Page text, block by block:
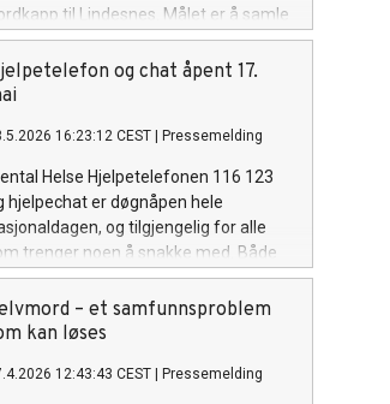
til Lindesnes. Målet er å samle
penger til Mental Helse, med spesielt
på barn og unge. Kommende
er de i mål.
og chat åpent 17.
16:23:12 CEST Pressemelding
Helse Hjelpetelefonen 116 123
hjelpechat er døgnåpen hele
og tilgjengelig for alle
trenger noen å snakke med. Både
og chat venter økt pågang på en
der følelsen av utenforskap
– et samfunnsproblem
kan løses
12:43:43 CEST Pressemelding